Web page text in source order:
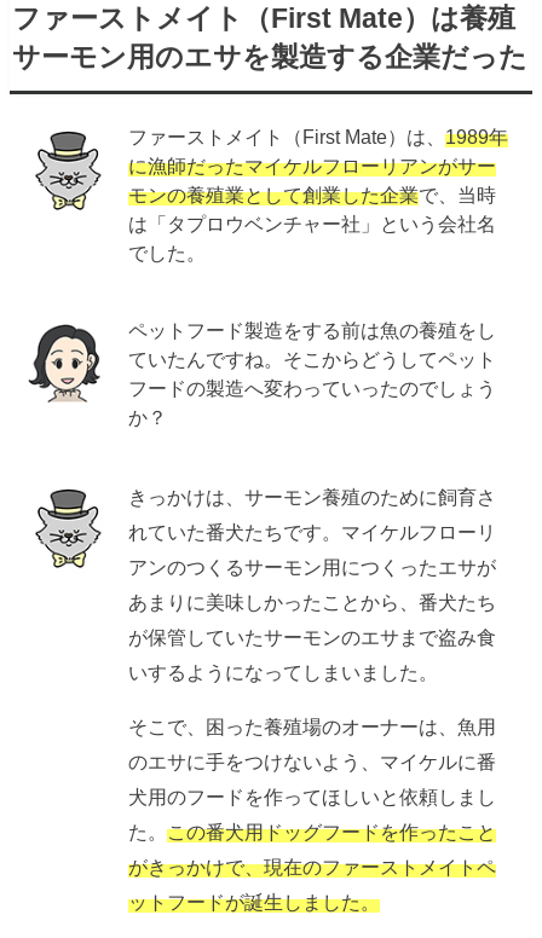
ファーストメイト（First Mate）は養殖
サーモン用のエサを製造する企業だった
ファーストメイト（First Mate）は、1989年
に漁師だったマイケルフローリアンがサー
モンの養殖業として創業した企業で、当時
は「タプロウベンチャー社」という会社名
でした。
ペットフード製造をする前は魚の養殖をし
ていたんですね。そこからどうしてペット
フードの製造へ変わっていったのでしょう
か？
きっかけは、サーモン養殖のために飼育さ
れていた番犬たちです。マイケルフローリ
アンのつくるサーモン用につくったエサが
あまりに美味しかったことから、番犬たち
が保管していたサーモンのエサまで盗み食
いするようになってしまいました。
そこで、困った養殖場のオーナーは、魚用
のエサに手をつけないよう、マイケルに番
犬用のフードを作ってほしいと依頼しまし
た。この番犬用ドッグフードを作ったこと
がきっかけで、現在のファーストメイトペ
ットフードが誕生しました。